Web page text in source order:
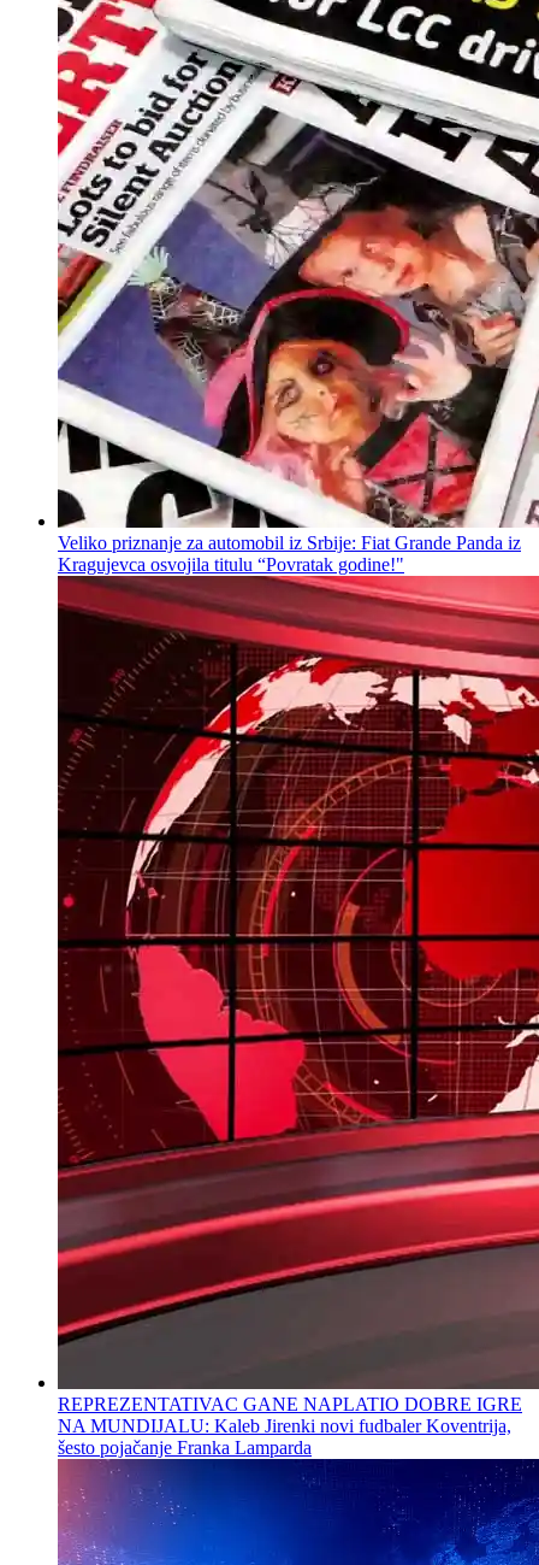
Veliko priznanje za automobil iz Srbije: Fiat Grande Panda iz
Kragujevca osvojila titulu “Povratak godine!"
REPREZENTATIVAC GANE NAPLATIO DOBRE IGRE
NA MUNDIJALU: Kaleb Jirenki novi fudbaler Koventrija,
šesto pojačanje Franka Lamparda